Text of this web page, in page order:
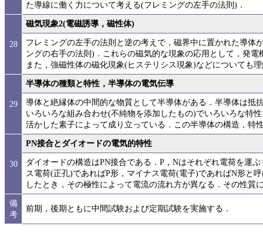
た導線に働く力について考える(フレミングの左手の法則)．
28
磁気現象2(電磁誘導，磁性体)
フレミングの左手の法則と逆の考えで，磁界中に置かれた導体
ングの右手の法則)．これらの磁気的な現象の応用として，発
また，強磁性体の磁化現象(ヒステリシス現象)などについても
29
半導体の種類と特性，半導体の電気伝導
導体と絶縁体の中間的な物質として半導体がある．半導体は抵
いろいろな組み合わせ(不純物を添加したもの)でいろいろな特
活かした素子によって成り立っている．この半導体の構造，特
30
PN接合とダイオードの電気的特性
ダイオードの構造はPN接合である．P，Nはそれぞれ電荷を運
ス電荷(正孔)であればP形，マイナス電荷(電子)であればN形と
したとき，その極性によって電流の流れ方が異なる．その性質
備
考
前期，後期ともに中間試験および定期試験を実施する．